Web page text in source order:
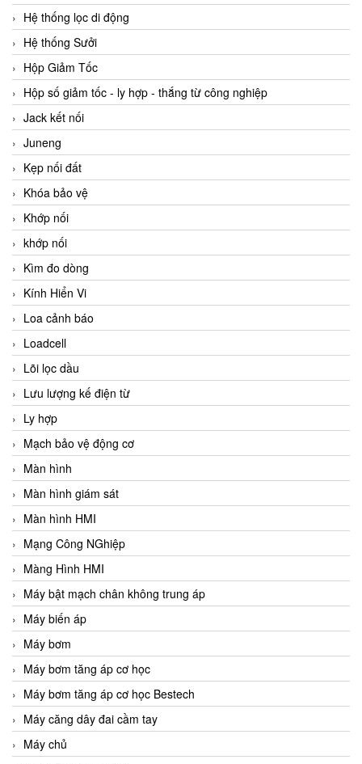
Hệ thống lọc di động
Hệ thống Sưởi
Hộp Giảm Tốc
Hộp số giảm tốc - ly hợp - thắng từ công nghiệp
Jack kết nối
Juneng
Kẹp nối đất
Khóa bảo vệ
Khớp nối
khớp nối
Kìm đo dòng
Kính Hiển Vi
Loa cảnh báo
Loadcell
Lõi lọc dầu
Lưu lượng kế điện từ
Ly hợp
Mạch bảo vệ động cơ
Màn hình
Màn hình giám sát
Màn hình HMI
Mạng Công NGhiệp
Màng Hình HMI
Máy bật mạch chân không trung áp
Máy biến áp
Máy bơm
Máy bơm tăng áp cơ học
Máy bơm tăng áp cơ học Bestech
Máy căng dây đai cầm tay
Máy chủ